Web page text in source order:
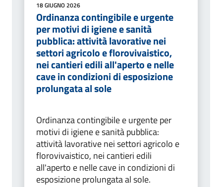
18 GIUGNO 2026
Ordinanza contingibile e urgente
per motivi di igiene e sanità
pubblica: attività lavorative nei
settori agricolo e florovivaistico,
nei cantieri edili all'aperto e nelle
cave in condizioni di esposizione
prolungata al sole
Ordinanza contingibile e urgente per
motivi di igiene e sanità pubblica:
attività lavorative nei settori agricolo e
florovivaistico, nei cantieri edili
all'aperto e nelle cave in condizioni di
esposizione prolungata al sole.